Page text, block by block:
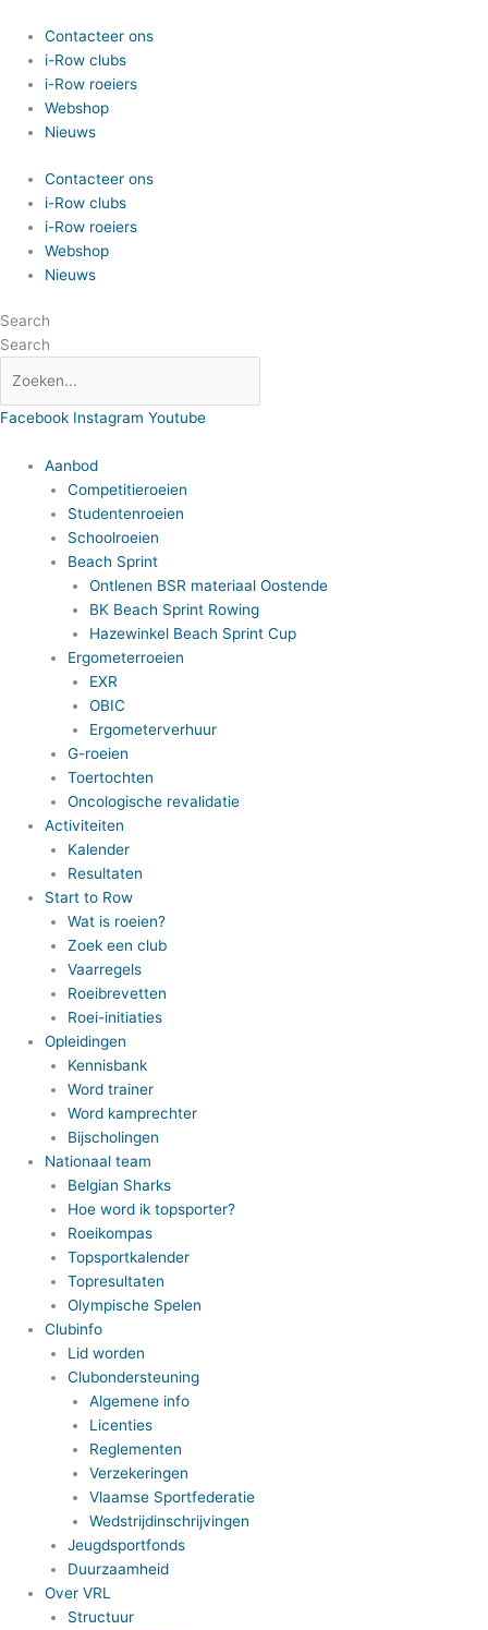
naar
inhoud
Contacteer ons
i-Row clubs
i-Row roeiers
Webshop
Nieuws
Contacteer ons
i-Row clubs
i-Row roeiers
Webshop
Nieuws
Search
Search
Facebook Instagram Youtube
Aanbod
Competitieroeien
Studentenroeien
Schoolroeien
Beach Sprint
Ontlenen BSR materiaal Oostende
BK Beach Sprint Rowing
Hazewinkel Beach Sprint Cup
Ergometerroeien
EXR
OBIC
Ergometerverhuur
G-roeien
Toertochten
Oncologische revalidatie
Activiteiten
Kalender
Resultaten
Start to Row
Wat is roeien?
Zoek een club
Vaarregels
Roeibrevetten
Roei-initiaties
Opleidingen
Kennisbank
Word trainer
Word kamprechter
Bijscholingen
Nationaal team
Belgian Sharks
Hoe word ik topsporter?
Roeikompas
Topsportkalender
Topresultaten
Olympische Spelen
Clubinfo
Lid worden
Clubondersteuning
Algemene info
Licenties
Reglementen
Verzekeringen
Vlaamse Sportfederatie
Wedstrijdinschrijvingen
Jeugdsportfonds
Duurzaamheid
Over VRL
Structuur